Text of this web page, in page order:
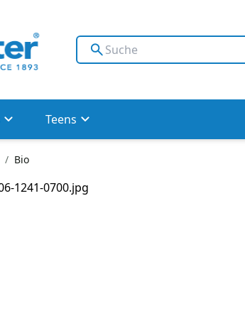
Teens
Bio